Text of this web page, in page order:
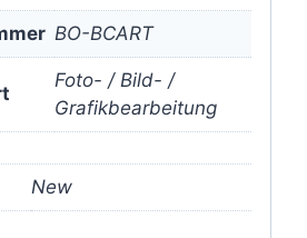
BO-BCART
Foto- / Bild- /
Grafikbearbeitung
New